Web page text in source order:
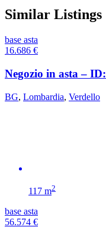
Similar Listings
base asta
16.686 €
Negozio in asta –
BG, Lombardia, Verdello
117 m2
base asta
56.574 €